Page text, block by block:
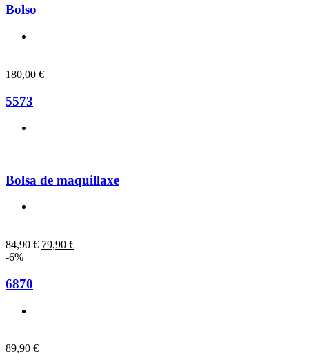
Bolso
180,00 €
5573
Bolsa de maquillaxe
84,90€ 79,90 €
-6%
6870
89,90 €